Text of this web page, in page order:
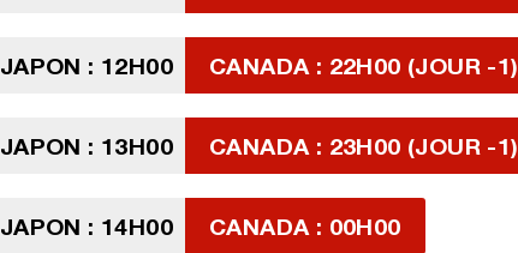
JAPON : 12H00 CANADA : 22H00 (JOUR -1)
JAPON : 13H00 CANADA : 23H00 (JOUR -1)
JAPON : 14H00 CANADA : 00H00